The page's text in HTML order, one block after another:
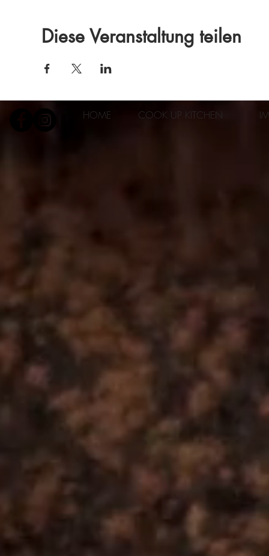
Diese Veranstaltung teilen
HOME COOK UP KITCHEN